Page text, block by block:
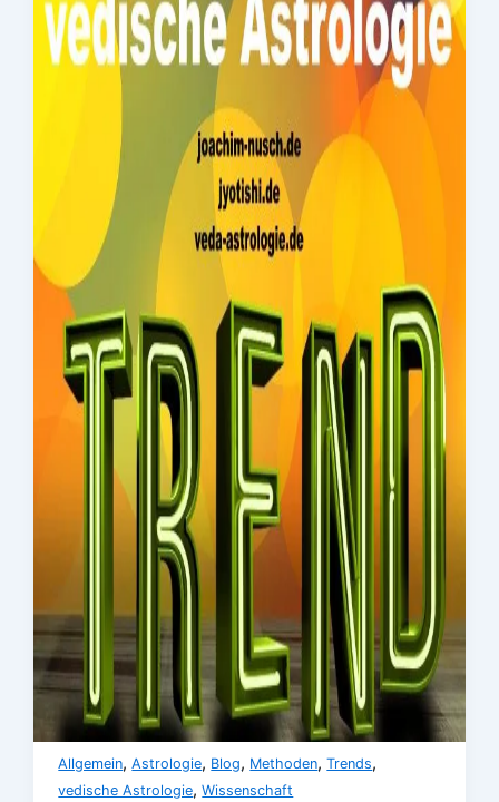
Allgemein,Astrologie, Blog, Methoden,Trends,
vedische Astrologie,Wissenschaft